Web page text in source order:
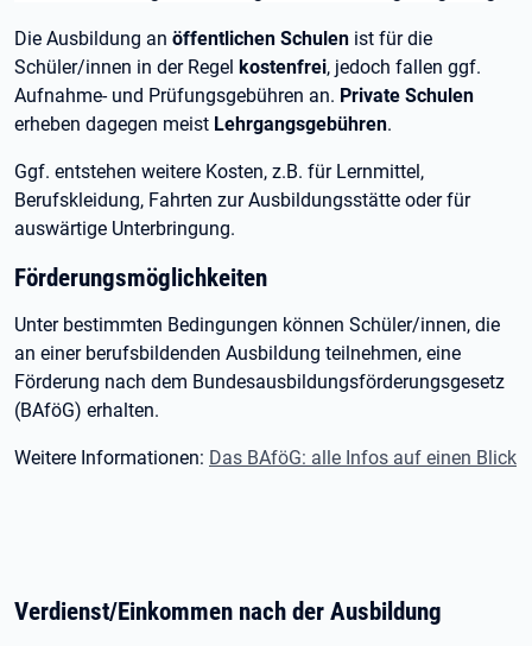
Die Ausbildung an öffentlichen Schulen ist für die
Schüler/innen in der Regel kostenfrei, jedoch fallen ggf.
Aufnahme- und Prüfungsgebühren an. Private Schulen
erheben dagegen meist Lehrgangsgebühren.
Ggf. entstehen weitere Kosten, z.B. für Lernmittel,
Berufskleidung, Fahrten zur Ausbildungsstätte oder für
auswärtige Unterbringung.
Förderungsmöglichkeiten
Unter bestimmten Bedingungen können Schüler/innen, die
an einer berufsbildenden Ausbildung teilnehmen, eine
Förderung nach dem Bundesausbildungsförderungsgesetz
(BAföG) erhalten.
Weitere Informationen: Das BAföG: alle Infos auf einen Blick
Verdienst/Einkommen nach der Ausbildung